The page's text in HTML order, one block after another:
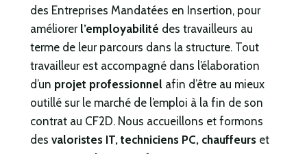
des Entreprises Mandatées en Insertion, pour
améliorer l’employabilité des travailleurs au
terme de leur parcours dans la structure. Tout
travailleur est accompagné dans l’élaboration
d’un projet professionnel afin d’être au mieux
outillé sur le marché de l’emploi à la fin de son
contrat au CF2D. Nous accueillons et formons
des valoristes IT, techniciens PC, chauffeurs et